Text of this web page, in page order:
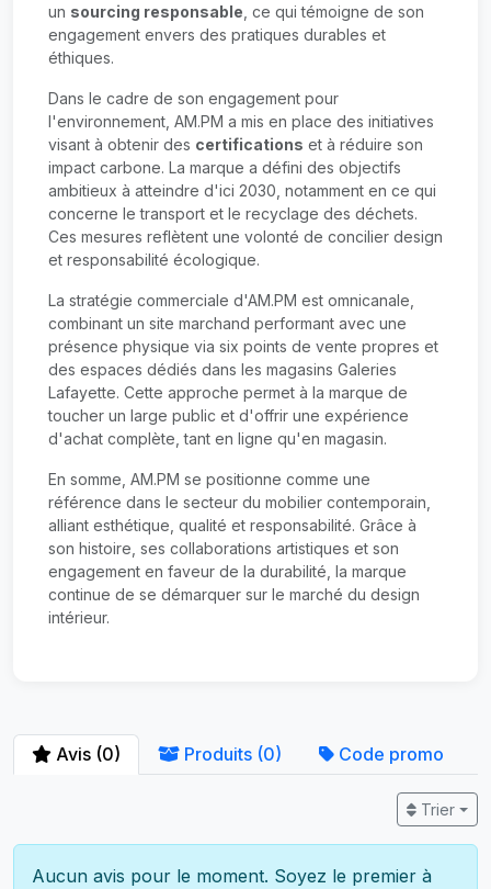
un sourcing responsable, ce qui témoigne de son
engagement envers des pratiques durables et
éthiques.
Dans le cadre de son engagement pour
l'environnement, AM.PM a mis en place des initiatives
visant à obtenir des certifications et à réduire son
impact carbone. La marque a défini des objectifs
ambitieux à atteindre d'ici 2030, notamment en ce qui
concerne le transport et le recyclage des déchets.
Ces mesures reflètent une volonté de concilier design
et responsabilité écologique.
La stratégie commerciale d'AM.PM est omnicanale,
combinant un site marchand performant avec une
présence physique via six points de vente propres et
des espaces dédiés dans les magasins Galeries
Lafayette. Cette approche permet à la marque de
toucher un large public et d'offrir une expérience
d'achat complète, tant en ligne qu'en magasin.
En somme, AM.PM se positionne comme une
référence dans le secteur du mobilier contemporain,
alliant esthétique, qualité et responsabilité. Grâce à
son histoire, ses collaborations artistiques et son
engagement en faveur de la durabilité, la marque
continue de se démarquer sur le marché du design
intérieur.
Avis (0) Produits (0) Code promo
Trier
Aucun avis pour le moment. Soyez le premier à